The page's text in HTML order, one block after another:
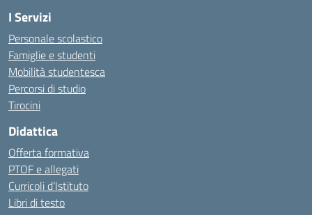
I Servizi
Personale scolastico
Famiglie e studenti
Mobilità studentesca
Percorsi di studio
Tirocini
Didattica
Offerta formativa
PTOF e allegati
Curricoli d’Istituto
Libri di testo